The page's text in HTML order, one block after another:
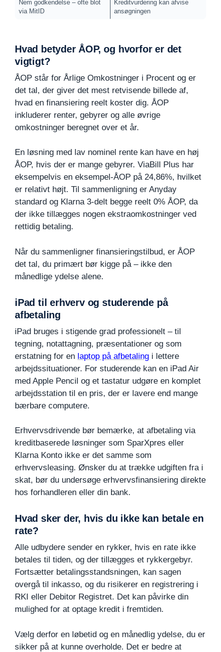
Nem godkendelse – ofte blot
via MitID
Kreditvurdering kan afvise
ansøgningen
Hvad betyder ÅOP, og hvorfor er det
vigtigt?
ÅOP står for Årlige Omkostninger i Procent og er
det tal, der giver det mest retvisende billede af,
hvad en finansiering reelt koster dig. ÅOP
inkluderer renter, gebyrer og alle øvrige
omkostninger beregnet over et år.
En løsning med lav nominel rente kan have en høj
ÅOP, hvis der er mange gebyrer. ViaBill Plus har
eksempelvis en eksempel-ÅOP på 24,86%, hvilket
er relativt højt. Til sammenligning er Anyday
standard og Klarna 3-delt begge reelt 0% ÅOP, da
der ikke tillægges nogen ekstraomkostninger ved
rettidig betaling.
Når du sammenligner finansieringstilbud, er ÅOP
det tal, du primært bør kigge på – ikke den
månedlige ydelse alene.
iPad til erhverv og studerende på
afbetaling
iPad bruges i stigende grad professionelt – til
tegning, notattagning, præsentationer og som
erstatning for en laptop på afbetaling i lettere
arbejdssituationer. For studerende kan en iPad Air
med Apple Pencil og et tastatur udgøre en komplet
arbejdsstation til en pris, der er lavere end mange
bærbare computere.
Erhvervsdrivende bør bemærke, at afbetaling via
kreditbaserede løsninger som SparXpres eller
Klarna Konto ikke er det samme som
erhvervsleasing. Ønsker du at trække udgiften fra i
skat, bør du undersøge erhvervsfinansiering direkte
hos forhandleren eller din bank.
Hvad sker der, hvis du ikke kan betale en
rate?
Alle udbydere sender en rykker, hvis en rate ikke
betales til tiden, og der tillægges et rykkergebyr.
Fortsætter betalingsstandsningen, kan sagen
overgå til inkasso, og du risikerer en registrering i
RKI eller Debitor Registret. Det kan påvirke din
mulighed for at optage kredit i fremtiden.
Vælg derfor en løbetid og en månedlig ydelse, du er
sikker på at kunne overholde. Det er bedre at